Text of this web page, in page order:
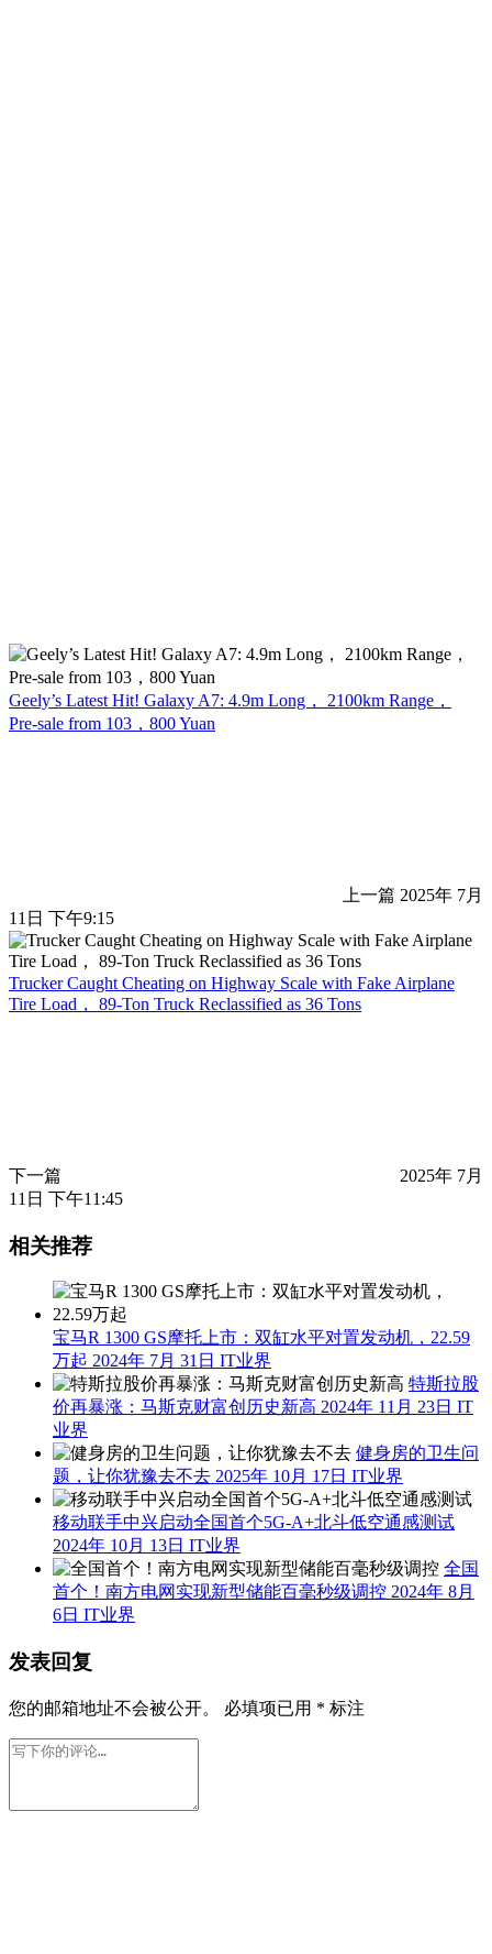
Geely’s Latest Hit! Galaxy A7: 4.9m Long， 2100km Range，
Pre-sale from 103，800 Yuan
上一篇 2025年 7月
11日 下午9:15
Trucker Caught Cheating on Highway Scale with Fake Airplane
Tire Load， 89-Ton Truck Reclassified as 36 Tons
下一篇
2025年 7月
11日 下午11:45
相关推荐
宝马R 1300 GS摩托上市：双缸水平对置发动机，22.59
万起 2024年 7月 31日 IT业界
特斯拉股
价再暴涨：马斯克财富创历史新高 2024年 11月 23日 IT
业界
健身房的卫生问
题，让你犹豫去不去 2025年 10月 17日 IT业界
移动联手中兴启动全国首个5G-A+北斗低空通感测试
2024年 10月 13日 IT业界
全国
首个！南方电网实现新型储能百毫秒级调控 2024年 8月
6日 IT业界
发表回复
您的邮箱地址不会被公开。 必填项已用 * 标注